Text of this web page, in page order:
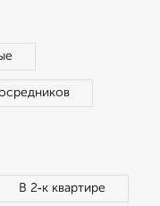
В 2‑к квартире